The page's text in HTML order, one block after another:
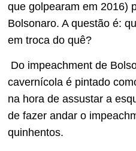
que golpearam em 2016)
Bolsonaro. A questão é:
em troca do quê?
Do impeachment de
cavernícola é pintado
na hora de assustar a
de fazer andar o
quinhentos.